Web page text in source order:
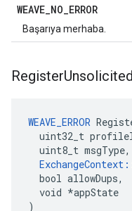
WEAVE_NO_ERROR
Başarıya merhaba.
RegisterUnsolicited
WEAVE_ERROR
uint32_t
  uint8_t msgType,
  bool allowDups,
  void *appState
)